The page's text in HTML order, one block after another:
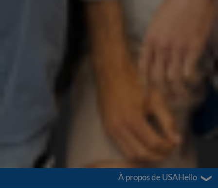
À propos de USAHello